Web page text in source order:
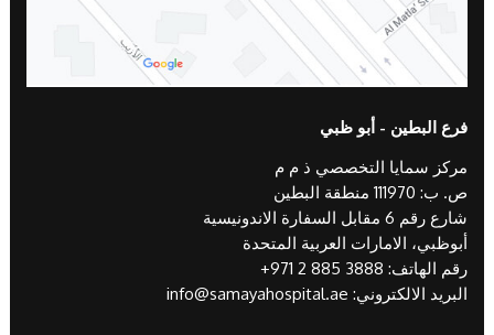
فرع البطين - أبو ظبي
مركز سمايا التخصصي ذ م م
ص. ب: 111970 منطقة البطين
شارع رقم 6 مقابل السفارة الاندونيسية
أبوظبي، الامارات العربية المتحدة
رقم الهاتف:+971 2 885 3888
البريد الالكتروني:info@samayahospital.ae